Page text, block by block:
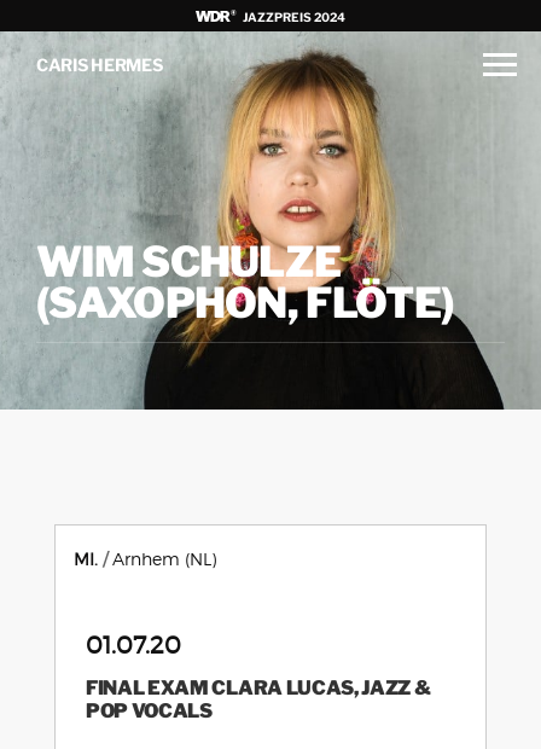
JAZZPREIS 2024
CARIS HERMES
WIM SCHULZE
(SAXOPHON, FLÖTE)
MI. Arnhem (NL)
01.07.20
FINAL EXAM CLARA LUCAS, JAZZ &
POP VOCALS